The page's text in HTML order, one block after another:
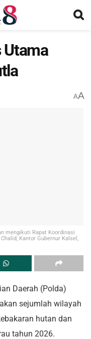
Utama
AA
mengikuti Rapat Koordinasi
Kantor Gubernur Kalsel,
Daerah (Polda)
sejumlah wilayah
hutan dan
tahun 2026.